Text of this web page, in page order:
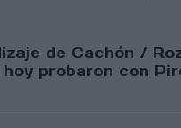
de Cachón /
probaron con